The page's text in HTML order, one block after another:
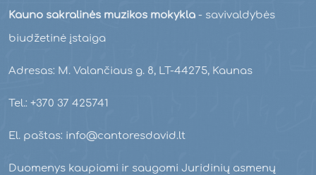
Kauno sakralinės muzikos mokykla - savivaldybės
biudžetinė įstaiga
Adresas: M. Valančiaus g. 8, LT-44275, Kaunas
Tel.: +370 37 425741
El. paštas: info@cantoresdavid.lt
Duomenys kaupiami ir saugomi Juridinių asmenų